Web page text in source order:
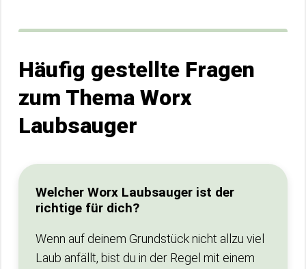
Häufig gestellte Fragen
zum Thema Worx
Laubsauger
Welcher Worx Laubsauger ist der
richtige für dich?
Wenn auf deinem Grundstück nicht allzu viel
Laub anfällt, bist du in der Regel mit einem